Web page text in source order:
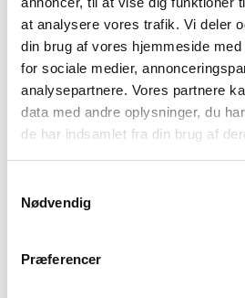
at analysere vores trafik. Vi deler
din brug af vores hjemmeside
for sociale medier,
analysepartnere. Vores partnere
data med andre oplysninger, du
de har indsamlet fra din brug af
Nødvendig
Præferencer
Liggeunderlag – Sea to
1.949kr
-